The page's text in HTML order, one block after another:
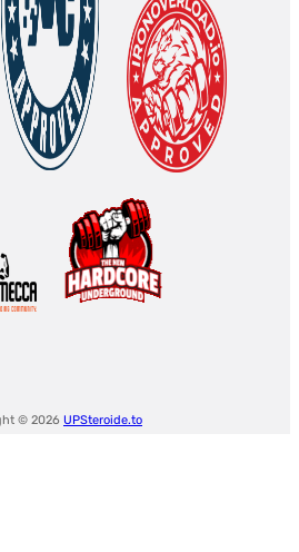
© 2026 UPSteroide.to